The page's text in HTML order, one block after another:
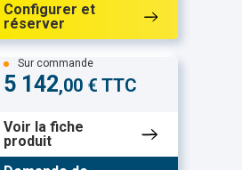
Configurer et
réserver
Sur commande
5 142,00 € TTC
Voir la fiche
produit